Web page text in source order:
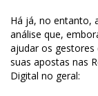
Há já, no entanto,
análise que,
ajudar os gestores
suas apostas nas
Digital no geral: